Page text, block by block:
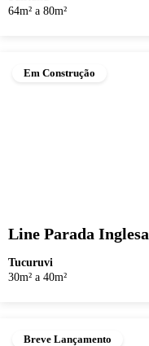
64m² a 80m²
Em Construção
Line Parada Inglesa
Tucuruvi
30m² a 40m²
Breve Lançamento